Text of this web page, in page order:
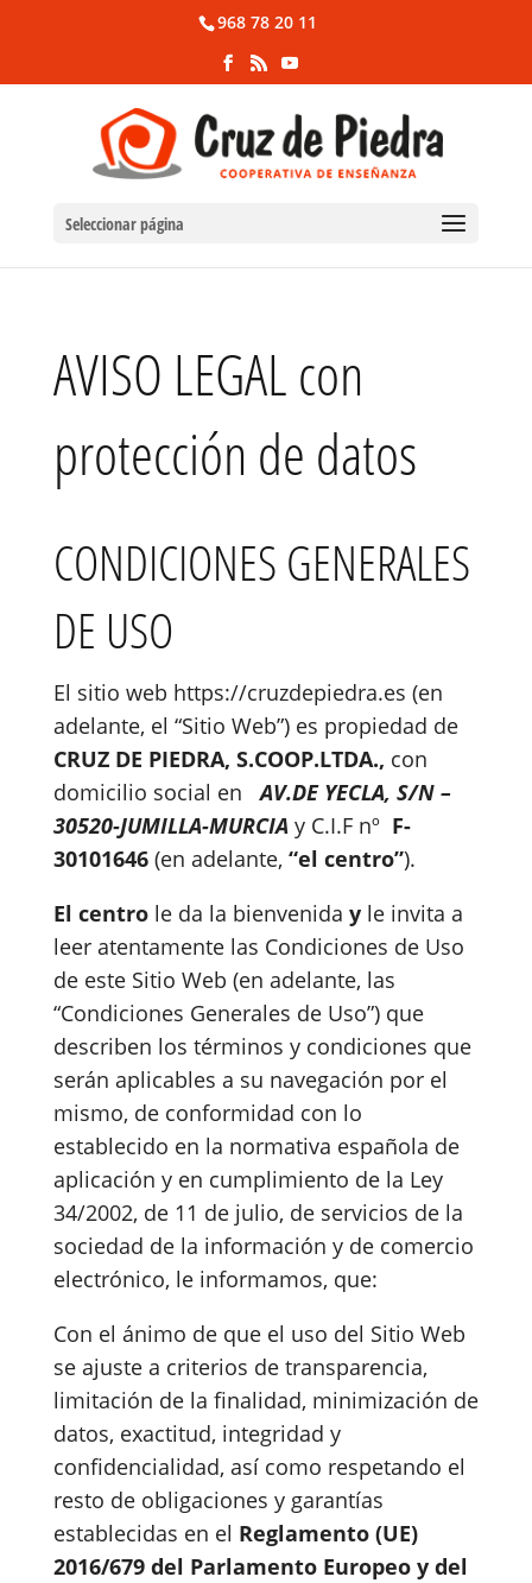
968 78 20 11
Seleccionar página
AVISO LEGAL con
protección de datos
CONDICIONES GENERALES
DE USO
El sitio web https://cruzdepiedra.es (en
adelante, el “Sitio Web”) es propiedad de
CRUZ DE PIEDRA, S.COOP.LTDA., con
domicilio social en
AV.DE YECLA, S/N –
30520-JUMILLA-MURCIA y C.I.F nº F-
30101646 (en adelante, “el centro”).
El centrole da la bienvenida yle invita a
leer atentamente las Condiciones de Uso
de este Sitio Web (en adelante, las
“Condiciones Generales de Uso”) que
describen los términos y condiciones que
serán aplicables a su navegación por el
mismo, de conformidad con lo
establecido en la normativa española de
aplicación y en cumplimiento de la Ley
34/2002, de 11 de julio, de servicios de la
sociedad de la información y de comercio
electrónico, le informamos, que:
Con el ánimo de que el uso del Sitio Web
se ajuste a criterios de transparencia,
limitación de la finalidad, minimización de
datos, exactitud, integridad y
confidencialidad, así como respetando el
resto de obligaciones y garantías
establecidas en el Reglamento (UE)
2016/679 del Parlamento Europeo y del